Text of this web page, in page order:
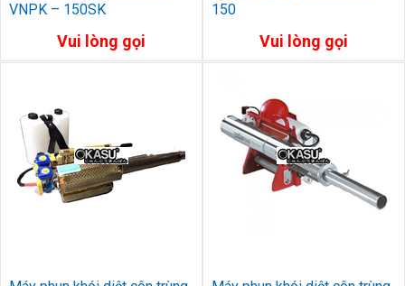
VNPK – 150SK
Vui lòng gọi
150
Vui lòng gọi